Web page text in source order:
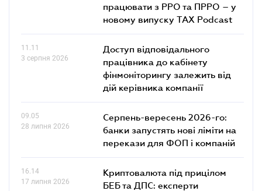
працювати з РРО та ПРРО – у
новому випуску TAX Podcast
11.11
3 серпня 2026
Доступ відповідального
працівника до кабінету
фінмоніторингу залежить від
дій керівника компанії
09.05
28 липня 2026
Серпень-вересень 2026-го:
банки запустять нові ліміти на
перекази для ФОП і компаній
16.14
17 липня 2026
Криптовалюта під прицілом
БЕБ та ДПС: експерти